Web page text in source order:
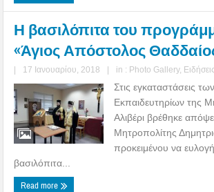
Η βασιλόπιτα του
«Άγιος Απόστολος
| 17 Ιανουαρίου, 2018 | in : Photo Gallery, Ειδήσεις
Στις εγκαταστάσεις
Εκπαιδευτηρίων της
Αλιβέρι βρέθηκε
Μητροπολίτης
προκειμένου να
βασιλόπιτα...
Read more